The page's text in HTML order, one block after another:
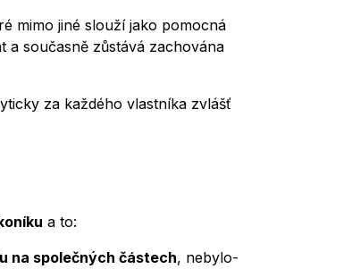
mimo jiné slouží jako pomocná
a současně zůstává zachována
za každého vlastníka zvlášť
a to:
na společných částech, nebylo-